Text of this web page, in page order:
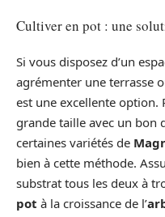
Cultiver en pot : une
Si vous disposez d’un
agrémenter une terrasse
est une excellente option.
grande taille avec un bon
certaines variétés de
bien à cette méthode.
substrat tous les deux à
pot à la croissance de l’